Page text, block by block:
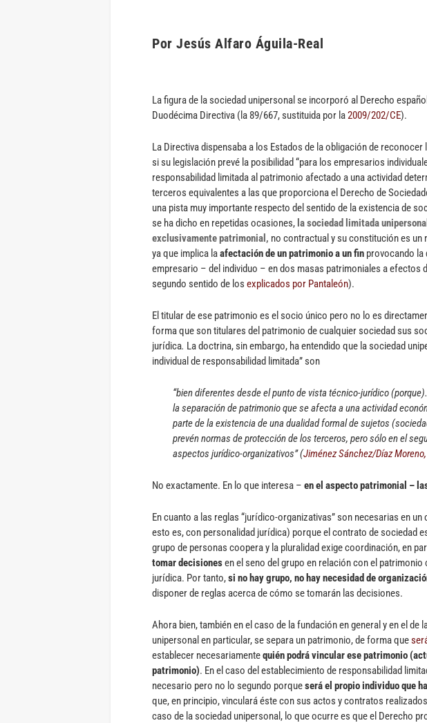
Por Jesús Alfaro Águila-Real
La figura de la sociedad unipersonal se incorporó al Derecho
Duodécima Directiva (la 89/667, sustituida por la2009/202/CE).
La Directiva dispensaba a los Estados de la obligación de reconocer
si su legislación prevé la posibilidad “para los empresarios
responsabilidad limitada al patrimonio afectado a una actividad
terceros equivalentes a las que proporciona el Derecho de
una pista muy importante respecto del sentido de la existencia de
se ha dicho en repetidas ocasiones, la sociedad limitada
exclusivamente patrimonial, no contractual y su constitución es un
ya que implica laafectación de un patrimonio a un fin provocando la
empresario – del individuo – en dos masas patrimoniales a efectos
segundo sentido de los explicados por Pantaleón).
El titular de ese patrimonio es el socio único pero no lo es
forma que son titulares del patrimonio de cualquier sociedad sus
jurídica. La doctrina, sin embargo, ha entendido que la sociedad
individual de responsabilidad limitada” son
“bien diferentes desde el punto de vista técnico-jurídico
la separación de patrimonio que se afecta a una actividad
parte de la existencia de una dualidad formal de sujetos
prevén normas de protección de los terceros, pero sólo en el
aspectos jurídico-organizativos” (Jiménez Sánchez/Díaz
No exactamente. En lo que interesa – en el aspecto patrimonial –
En cuanto a las reglas “jurídico-organizativas” son necesarias en
esto es, con personalidad jurídica) porque el contrato de sociedad
grupo de personas coopera y la pluralidad exige coordinación, en
tomar decisionesen el seno del grupo en relación con el
jurídica. Por tanto,si no hay grupo, no hay necesidad de
disponer de reglas acerca de cómo se tomarán las decisiones.
Ahora bien, también en el caso de la fundación en general y en el de
unipersonal en particular, se separa un patrimonio, de forma que
establecer necesariamentequién podrá vincular ese patrimonio
patrimonio). En el caso del establecimiento de responsabilidad
necesario pero no lo segundo porqueserá el propio individuo que
que, en principio, vinculará éste con sus actos y contratos
caso de la sociedad unipersonal, lo que ocurre es que el Derecho